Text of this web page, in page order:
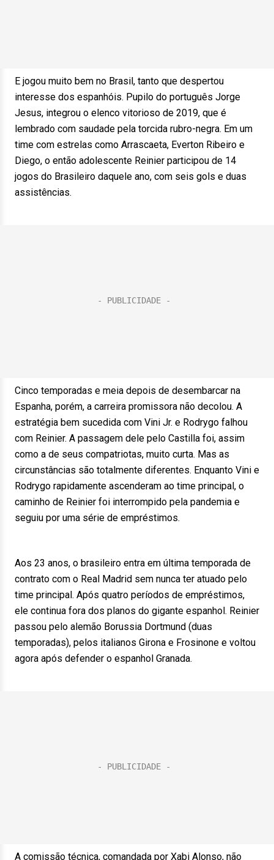
E jogou muito bem no Brasil, tanto que despertou
interesse dos espanhóis. Pupilo do português Jorge
Jesus, integrou o elenco vitorioso de 2019, que é
lembrado com saudade pela torcida rubro-negra. Em um
time com estrelas como Arrascaeta, Everton Ribeiro e
Diego, o então adolescente Reinier participou de 14
jogos do Brasileiro daquele ano, com seis gols e duas
assistências.
Cinco temporadas e meia depois de desembarcar na
Espanha, porém, a carreira promissora não decolou. A
estratégia bem sucedida com Vini Jr. e Rodrygo falhou
com Reinier. A passagem dele pelo Castilla foi, assim
como a de seus compatriotas, muito curta. Mas as
circunstâncias são totalmente diferentes. Enquanto Vini e
Rodrygo rapidamente ascenderam ao time principal, o
caminho de Reinier foi interrompido pela pandemia e
seguiu por uma série de empréstimos.
Aos 23 anos, o brasileiro entra em última temporada de
contrato com o Real Madrid sem nunca ter atuado pelo
time principal. Após quatro períodos de empréstimos,
ele continua fora dos planos do gigante espanhol. Reinier
passou pelo alemão Borussia Dortmund (duas
temporadas), pelos italianos Girona e Frosinone e voltou
agora após defender o espanhol Granada.
A comissão técnica, comandada por Xabi Alonso, não